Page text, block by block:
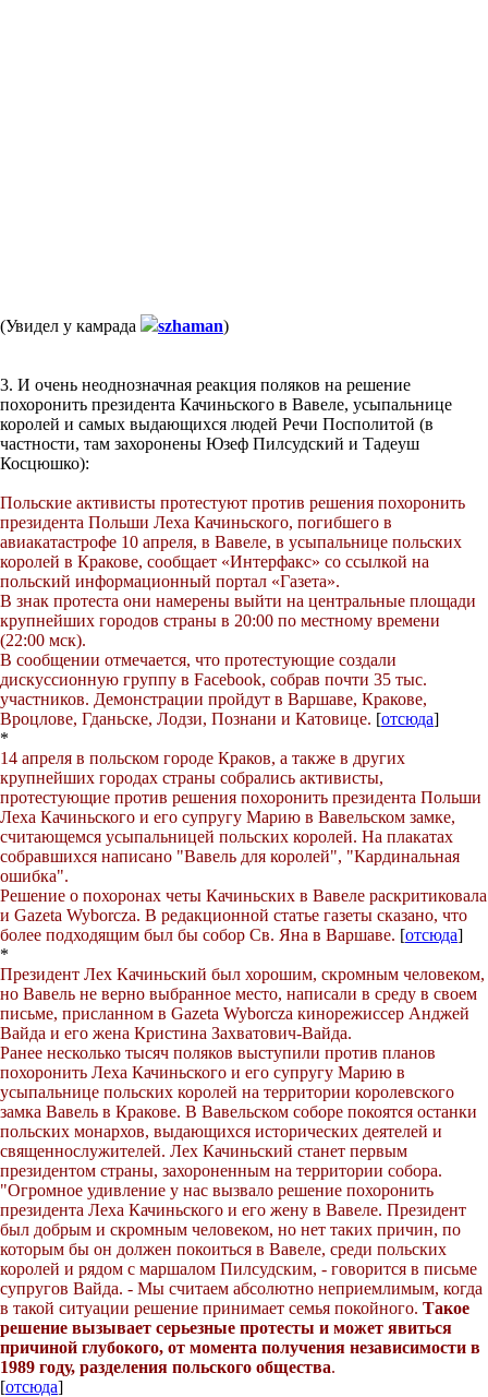
(Увидел у камрада szhaman)
3. И очень неоднозначная реакция поляков на решение
похоронить президента Качиньского в Вавеле, усыпальнице
королей и самых выдающихся людей Речи Посполитой (в
частности, там захоронены Юзеф Пилсудский и Тадеуш
Косцюшко):
Польские активисты протестуют против решения похоронить
президента Польши Леха Качиньского, погибшего в
авиакатастрофе 10 апреля, в Вавеле, в усыпальнице польских
королей в Кракове, сообщает «Интерфакс» со ссылкой на
польский информационный портал «Газета».
В знак протеста они намерены выйти на центральные площади
крупнейших городов страны в 20:00 по местному времени
(22:00 мск).
В сообщении отмечается, что протестующие создали
дискуссионную группу в Facebook, собрав почти 35 тыс.
участников. Демонстрации пройдут в Варшаве, Кракове,
Вроцлове, Гданьске, Лодзи, Познани и Катовице. [отсюда]
*
14 апреля в польском городе Краков, а также в других
крупнейших городах страны собрались активисты,
протестующие против решения похоронить президента Польши
Леха Качиньского и его супругу Марию в Вавельском замке,
считающемся усыпальницей польских королей. На плакатах
собравшихся написано "Вавель для королей", "Кардинальная
ошибка".
Решение о похоронах четы Качиньских в Вавеле раскритиковала
и Gazeta Wyborcza. В редакционной статье газеты сказано, что
более подходящим был бы собор Св. Яна в Варшаве. [отсюда]
*
Президент Лех Качиньский был хорошим, скромным человеком,
но Вавель не верно выбранное место, написали в среду в своем
письме, присланном в Gazeta Wyborcza кинорежиссер Анджей
Вайда и его жена Кристина Захватович-Вайда.
Ранее несколько тысяч поляков выступили против планов
похоронить Леха Качиньского и его супругу Марию в
усыпальнице польских королей на территории королевского
замка Вавель в Кракове. В Вавельском соборе покоятся останки
польских монархов, выдающихся исторических деятелей и
священнослужителей. Лех Качиньский станет первым
президентом страны, захороненным на территории собора.
"Огромное удивление у нас вызвало решение похоронить
президента Леха Качиньского и его жену в Вавеле. Президент
был добрым и скромным человеком, но нет таких причин, по
которым бы он должен покоиться в Вавеле, среди польских
королей и рядом с маршалом Пилсудским, - говорится в письме
супругов Вайда. - Мы считаем абсолютно неприемлимым, когда
в такой ситуации решение принимает семья покойного. Такое
решение вызывает серьезные протесты и может явиться
причиной глубокого, от момента получения независимости в
1989 году, разделения польского общества.
[отсюда]